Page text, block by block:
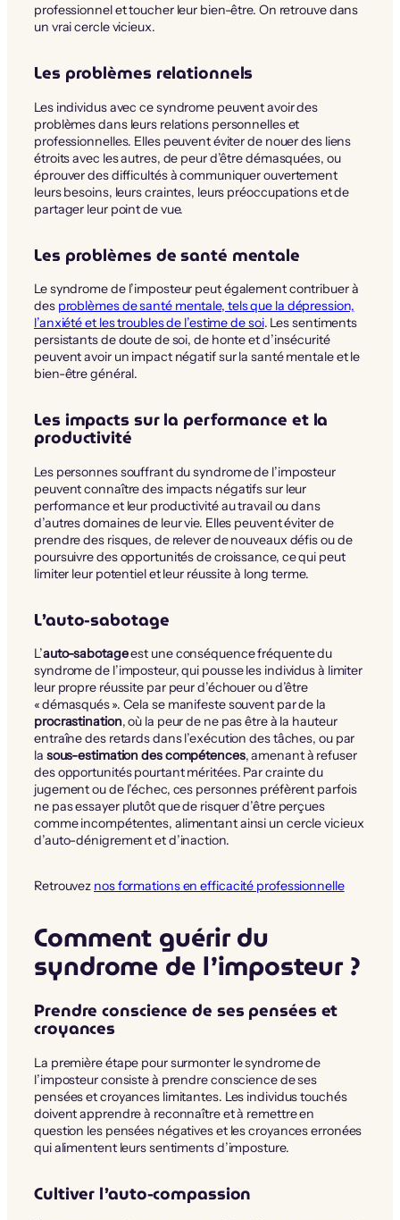
professionnel et toucher leur bien-être. On retrouve dans
un vrai cercle vicieux.
Les problèmes relationnels
Les individus avec ce syndrome peuvent avoir des
problèmes dans leurs relations personnelles et
professionnelles. Elles peuvent éviter de nouer des liens
étroits avec les autres, de peur d’être démasquées, ou
éprouver des difficultés à communiquer ouvertement
leurs besoins, leurs craintes, leurs préoccupations et de
partager leur point de vue.
Les problèmes de santé mentale
Le syndrome de l’imposteur peut également contribuer à
des problèmes de santé mentale, tels que la dépression,
l’anxiété et les troubles de l’estime de soi. Les sentiments
persistants de doute de soi, de honte et d’insécurité
peuvent avoir un impact négatif sur la santé mentale et le
bien-être général.
Les impacts sur la performance et la
productivité
Les personnes souffrant du syndrome de l’imposteur
peuvent connaître des impacts négatifs sur leur
performance et leur productivité au travail ou dans
d’autres domaines de leur vie. Elles peuvent éviter de
prendre des risques, de relever de nouveaux défis ou de
poursuivre des opportunités de croissance, ce qui peut
limiter leur potentiel et leur réussite à long terme.
L’auto-sabotage
L’auto-sabotageest une conséquence fréquente du
syndrome de l’imposteur, qui pousse les individus à limiter
leur propre réussite par peur d’échouer ou d’être
« démasqués ». Cela se manifeste souvent par de la
procrastination, où la peur de ne pas être à la hauteur
entraîne des retards dans l’exécution des tâches, ou par
la sous-estimation des compétences, amenant à refuser
des opportunités pourtant méritées. Par crainte du
jugement ou de l’échec, ces personnes préfèrent parfois
ne pas essayer plutôt que de risquer d’être perçues
comme incompétentes, alimentant ainsi un cercle vicieux
d’auto-dénigrement et d’inaction.
Retrouvez nos formations en efficacité professionnelle
Comment guérir du
syndrome de l’imposteur ?
Prendre conscience de ses pensées et
croyances
La première étape pour surmonter le syndrome de
l’imposteur consiste à prendre conscience de ses
pensées et croyances limitantes. Les individus touchés
doivent apprendre à reconnaître et à remettre en
question les pensées négatives et les croyances erronées
qui alimentent leurs sentiments d’imposture.
Cultiver l’auto-compassion